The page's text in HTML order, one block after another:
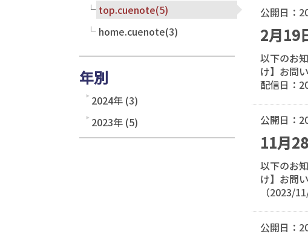
公開日：
2月19
以下のお
け】お問
配信日：
公開日：
11月
以下のお
け】お問
（2023/
公開日：
top.cuenote(5)
home.cuenote(3)
年別
2024年 (3)
2023年 (5)